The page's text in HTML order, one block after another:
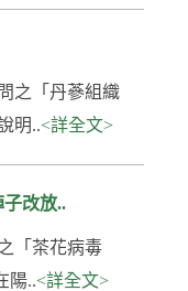
之「丹蔘組織
明..<詳全文>
改放..
「茶花病毒
陽..<詳全文>